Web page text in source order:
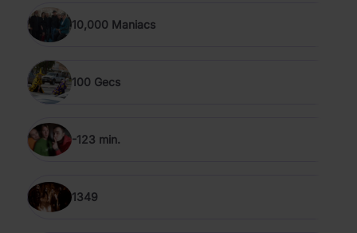
10,000 Maniacs
100 Gecs
-123 min.
1349